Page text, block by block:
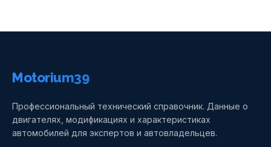
Motorium39
Профессиональный технический справочник. Данные о
двигателях, модификациях и характеристиках
автомобилей для экспертов и автовладельцев.